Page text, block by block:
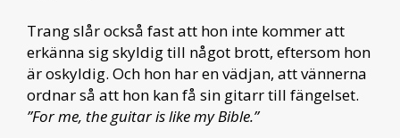
Trang slår också fast att hon inte kommer att
erkänna sig skyldig till något brott, eftersom hon
är oskyldig. Och hon har en vädjan, att vännerna
ordnar så att hon kan få sin gitarr till fängelset.
”For me, the guitar is like my Bible.”